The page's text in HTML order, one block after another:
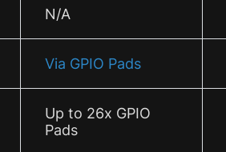
N/A
Via GPIO Pads
Up to 26x GPIO
Pads